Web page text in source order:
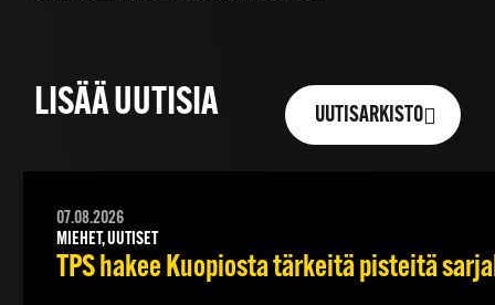
LISÄÄ UUTISIA UUTISARKISTO
07.08.2026
MIEHET, UUTISET
TPS hakee Kuopiosta tärkeitä pisteitä